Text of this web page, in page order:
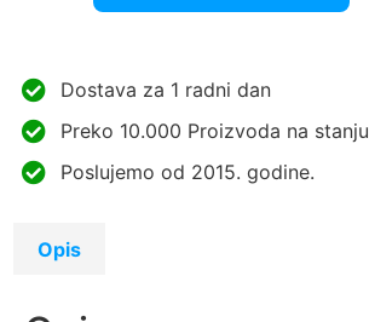
Dostava za 1 radni dan
Preko 10.000 Proizvoda na stanju
Poslujemo od 2015. godine.
Opis